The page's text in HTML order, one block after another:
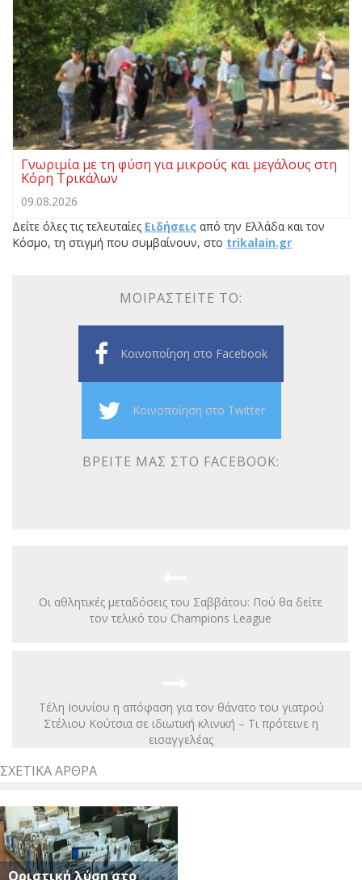
Γνωριμία με τη φύση για μικρούς και μεγάλους στη
Κόρη Τρικάλων
09.08.2026
Δείτε όλες τις τελευταίες Ειδήσεις από την Ελλάδα και τον
Κόσμο, τη στιγμή που συμβαίνουν, στο trikalain.gr
ΜΟΙΡΑΣΤΕΊΤΕ ΤΟ:
Κοινοποίηση στο Facebook
Κοινοποίηση στο Twitter
ΒΡΕΊΤΕ ΜΑΣ ΣΤΟ FACEBOOK:
Οι αθλητικές μεταδόσεις του Σαββάτου: Πού θα δείτε
τον τελικό του Champions League
Τέλη Ιουνίου η απόφαση για τον θάνατο του γιατρού
Στέλιου Κούτσια σε ιδιωτική κλινική – Τι πρότεινε η
εισαγγελέας
ΣΧΕΤΙΚΆ ΆΡΘΡΑ
Οριστική λύση στο